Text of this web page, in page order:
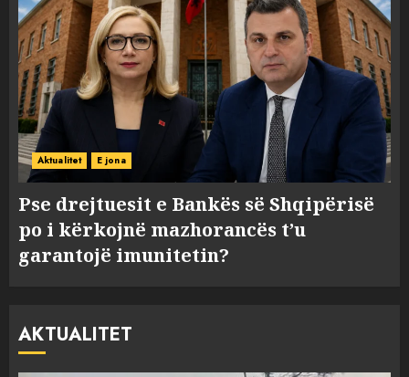
Aktualitet E jona
Pse drejtuesit e Bankës së Shqipërisë
po i kërkojnë mazhorancës t’u
garantojë imunitetin?
AKTUALITET